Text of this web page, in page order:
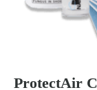
ProtectAir